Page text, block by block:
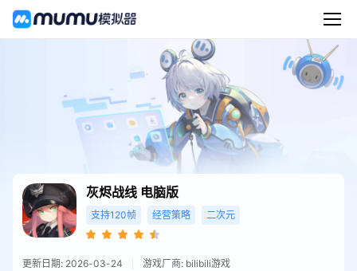
灰烬战线 电脑版
支持120帧 经营策略 二次元
更新日期: 2026-03-24 游戏厂商: bilibili游戏